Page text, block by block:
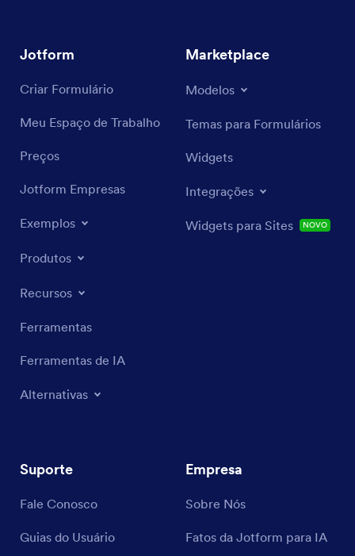
Jotform
Criar Formulário
Meu Espaço de Trabalho
Preços
Jotform Empresas
Exemplos
Produtos
Recursos
Ferramentas
Ferramentas de IA
Alternativas
Marketplace
Modelos
Temas para Formulários
Widgets
Integrações
Widgets para Sites NOVO
Suporte
Fale Conosco
Guias do Usuário
Empresa
Sobre Nós
Fatos da Jotform para IA